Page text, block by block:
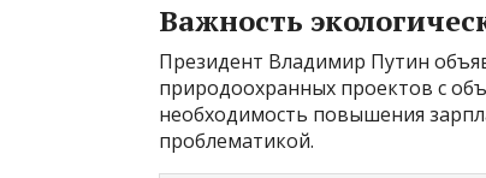
Важность
Президент Владимир Путин
природоохранных проектов с
необходимость повышения
проблематикой.